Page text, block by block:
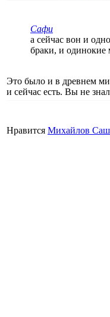
Сафи
а сейчас вон и
браки, и одинокие
Это было и в древнем
и сейчас есть. Вы не
Нравится Михайлов